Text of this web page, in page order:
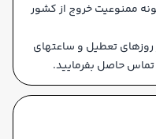
ممنوعیت خروج از کشور
تعطیل و ساعتهای